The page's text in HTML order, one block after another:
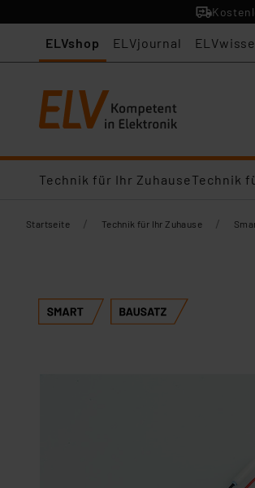
ELVshop ELVjournal
Technik für Ihr ZuhauseTechnik
Startseite / Technik für Ihr Zuhause /